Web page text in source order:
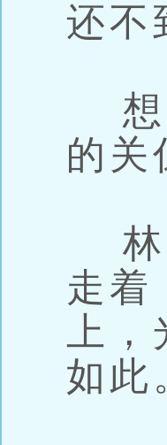
还不
想
的关
林
走着
上
如此